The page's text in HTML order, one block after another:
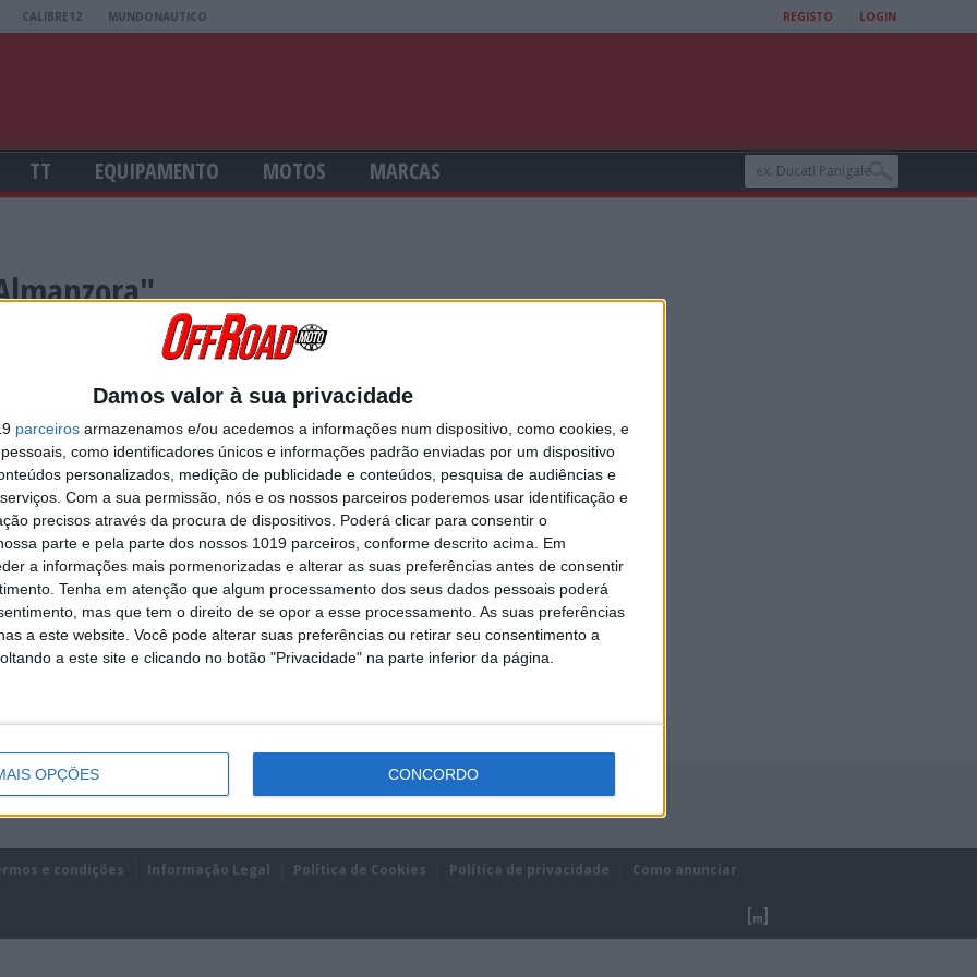
Damos valor à sua privacidade
parceiros armazenamos e/ou acedemos a informações num dispositivo, como cookies, e
como identificadores únicos e informações padrão enviadas por um dispositivo
personalizados, medição de publicidade e conteúdos, pesquisa de audiências e
Com a sua permissão, nós e os nossos parceiros poderemos usar identificação e
precisos através da procura de dispositivos. Poderá clicar para consentir o
parte e pela parte dos nossos 1019 parceiros, conforme descrito acima. Em
a informações mais pormenorizadas e alterar as suas preferências antes de consentir
Tenha em atenção que algum processamento dos seus dados pessoais poderá
mas que tem o direito de se opor a esse processamento. As suas preferências
a este website. Você pode alterar suas preferências ou retirar seu consentimento a
a este site e clicando no botão "Privacidade" na parte inferior da página.
OPÇÕES CONCORDO
CALIBRE12 MUNDONAUTICO REGISTO LOGIN
TT EQUIPAMENTO MOTOS MARCAS
A VENCER EM ESPANHA
do campeonato espanhol de Supercross e o piloto da Yamaha voltou a
DEFENDER A LIDERANÇA DO CAMPEONATO ESPANHOL
na 2ª ronda do campeonato de Espanha.
e condições Informação Legal Política de Cookies Política de privacidade Como anunciar